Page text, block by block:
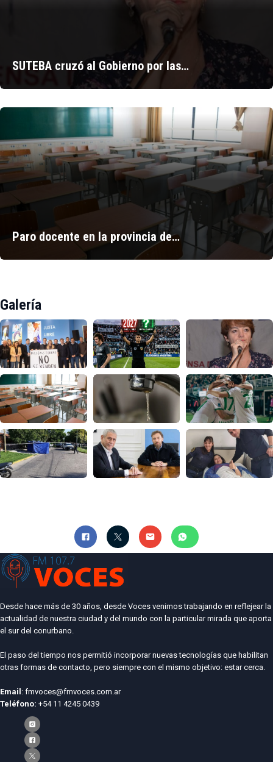
SUTEBA cruzó al Gobierno por las…
Paro docente en la provincia de…
Galería
Desde hace más de 30 años, desde Voces venimos trabajando en reflejear la
actualidad de nuestra ciudad y del mundo con la particular mirada que aporta
el sur del conurbano.
El paso del tiempo nos permitió incorporar nuevas tecnologías que habilitan
otras formas de contacto, pero siempre con el mismo objetivo: estar cerca.
Email: fmvoces@fmvoces.com.ar
Teléfono: +54 11 4245 0439